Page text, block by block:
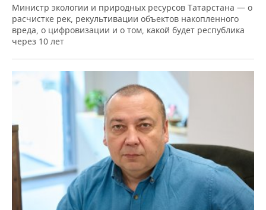
Министр экологии и природных ресурсов Татарстана — о
расчистке рек, рекультивации объектов накопленного
вреда, о цифровизации и о том, какой будет республика
через 10 лет